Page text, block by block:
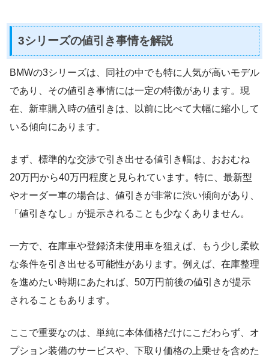
3シリーズの値引き事情を解説
BMWの3シリーズは、同社の中でも特に人気が高いモデル
であり、その値引き事情には一定の特徴があります。現
在、新車購入時の値引きは、以前に比べて大幅に縮小して
いる傾向にあります。
まず、標準的な交渉で引き出せる値引き幅は、おおむね
20万円から40万円程度と見られています。特に、最新型
やオーダー車の場合は、値引きが非常に渋い傾向があり、
「値引きなし」が提示されることも少なくありません。
一方で、在庫車や登録済未使用車を狙えば、もう少し柔軟
な条件を引き出せる可能性があります。例えば、在庫整理
を進めたい時期にあたれば、50万円前後の値引きが提示
されることもあります。
ここで重要なのは、単純に本体価格だけにこだわらず、オ
プション装備のサービスや、下取り価格の上乗せを含めた